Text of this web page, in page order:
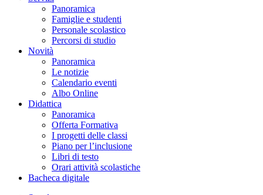
Panoramica
Famiglie e studenti
Personale scolastico
Percorsi di studio
Novità
Panoramica
Le notizie
Calendario eventi
Albo Online
Didattica
Panoramica
Offerta Formativa
I progetti delle classi
Piano per l’inclusione
Libri di testo
Orari attività scolastiche
Bacheca digitale